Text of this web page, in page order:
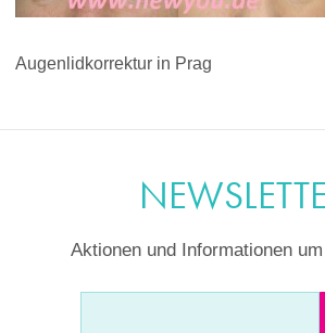
Augenlidkorrektur in Prag
Aktionen und Informationen